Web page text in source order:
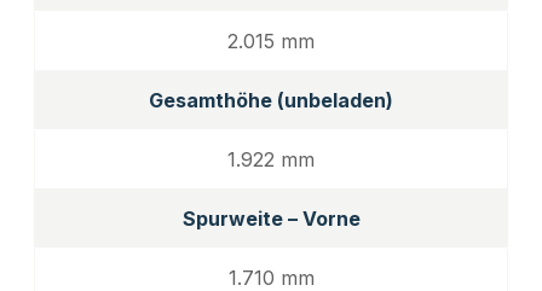
2.015 mm
Gesamthöhe (unbeladen)
1.922 mm
Spurweite – Vorne
1.710 mm